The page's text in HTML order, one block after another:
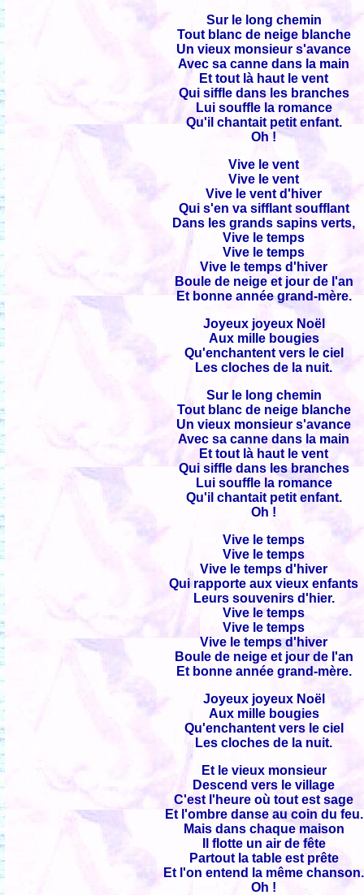
Sur le long chemin
Tout blanc de neige blanche
Un vieux monsieur s'avance
Avec sa canne dans la main
Et tout là haut le vent
Qui siffle dans les branches
Lui souffle la romance
Qu'il chantait petit enfant.
Oh !
Vive le vent
Vive le vent
Vive le vent d'hiver
Qui s'en va sifflant soufflant
Dans les grands sapins verts,
Vive le temps
Vive le temps
Vive le temps d'hiver
Boule de neige et jour de l'an
Et bonne année grand-mère.
Joyeux joyeux Noël
Aux mille bougies
Qu'enchantent vers le ciel
Les cloches de la nuit.
Sur le long chemin
Tout blanc de neige blanche
Un vieux monsieur s'avance
Avec sa canne dans la main
Et tout là haut le vent
Qui siffle dans les branches
Lui souffle la romance
Qu'il chantait petit enfant.
Oh !
Vive le temps
Vive le temps
Vive le temps d'hiver
Qui rapporte aux vieux enfants
Leurs souvenirs d'hier.
Vive le temps
Vive le temps
Vive le temps d'hiver
Boule de neige et jour de l'an
Et bonne année grand-mère.
Joyeux joyeux Noël
Aux mille bougies
Qu'enchantent vers le ciel
Les cloches de la nuit.
Et le vieux monsieur
Descend vers le village
C'est l'heure où tout est sage
Et l'ombre danse au coin du feu.
Mais dans chaque maison
Il flotte un air de fête
Partout la table est prête
Et l'on entend la même chanson.
Oh !